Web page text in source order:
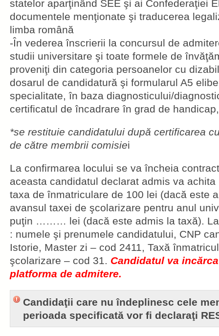
statelor aparţinând SEE şi ai Confederaţiei
documentele menţionate şi traducerea
limba română
-În vederea înscrierii la concursul de
studii universitare şi toate formele de
proveniţi din categoria persoanelor cu
dosarul de candidatură şi formularul A5
specialitate, în baza diagnosticului/
certificatul de încadrare în grad de
*se restituie candidatului după certificarea
de către membrii comisiei
La confirmarea locului se va încheia
aceasta candidatul declarat admis va
taxa de înmatriculare de 100 lei (dacă este
avansul taxei de şcolarizare pentru anul
puţin ……… lei (dacă este admis la taxă). La
: numele şi prenumele candidatului, CNP
Istorie, Master zi – cod 2411, Taxă
şcolarizare – cod 31. Candidatul va
platforma de admitere.
Candidaţii care nu îndeplinesc cele
perioada specificată vor fi declaraţi